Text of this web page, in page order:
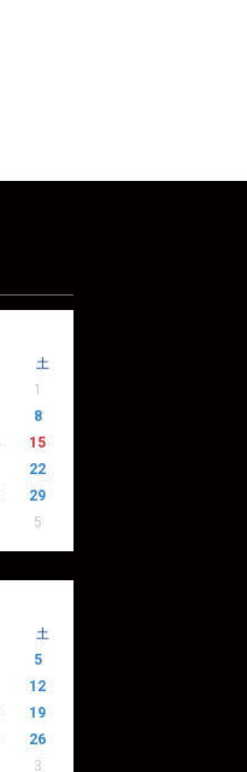
土
1
8
15
22
29
5
土
5
12
19
26
3